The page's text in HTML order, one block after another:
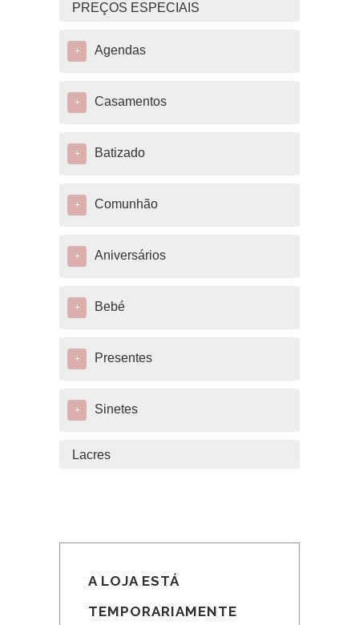
PREÇOS ESPECIAIS
+ Agendas
+ Casamentos
+ Batizado
+ Comunhão
+ Aniversários
+ Bebé
+ Presentes
+ Sinetes
Lacres
A LOJA ESTÁ
TEMPORARIAMENTE